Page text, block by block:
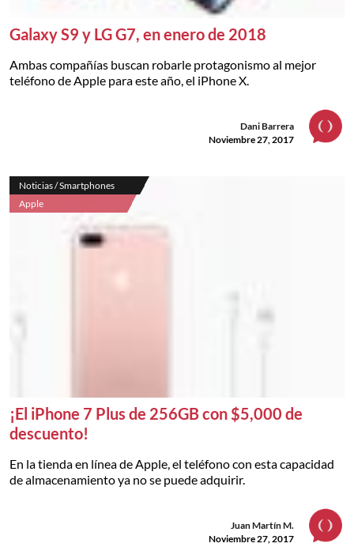
Galaxy S9 y LG G7, en enero de 2018
Ambas compañías buscan robarle protagonismo al mejor
teléfono de Apple para este año, el iPhone X.
Dani Barrera
Noviembre 27, 2017
Noticias / Smartphones
Apple
¡El iPhone 7 Plus de 256GB con $5,000 de
descuento!
En la tienda en línea de Apple, el teléfono con esta capacidad
de almacenamiento ya no se puede adquirir.
Juan Martín M.
Noviembre 27, 2017